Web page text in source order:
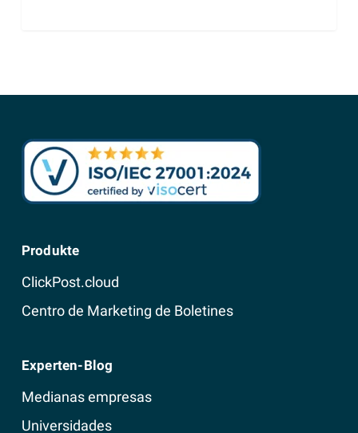
Produkte
ClickPost.cloud
Centro de Marketing de Boletines
Experten-Blog
Medianas empresas
Universidades